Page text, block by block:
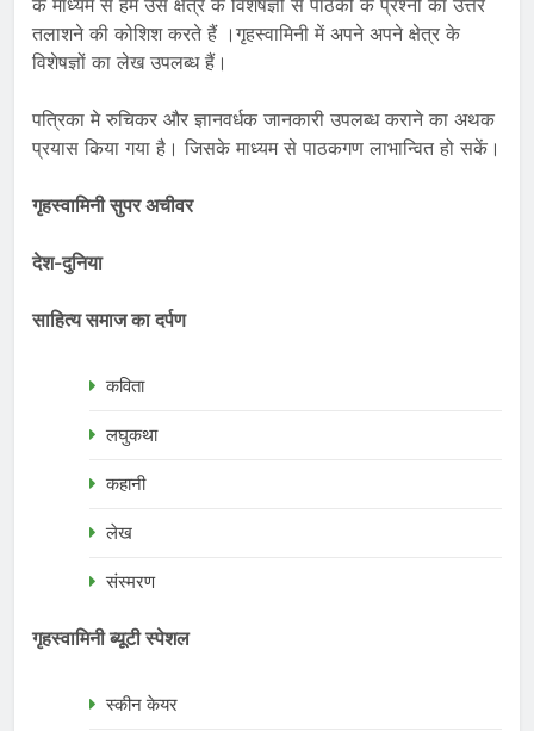
तलाशने की कोशिश करते हैं ।गृहस्वामिनी में अपने अपने क्षेत्र के
विशेषज्ञों का लेख उपलब्ध हैं।
पत्रिका मे रुचिकर और ज्ञानवर्धक जानकारी उपलब्ध कराने का अथक
प्रयास किया गया है। जिसके माध्यम से पाठकगण लाभान्वित हो सकें।
गृहस्वामिनी सुपर अचीवर
देश-दुनिया
साहित्य समाज का दर्पण
कविता
लघुकथा
कहानी
लेख
संस्मरण
गृहस्वामिनी ब्यूटी स्पेशल
स्कीन केयर